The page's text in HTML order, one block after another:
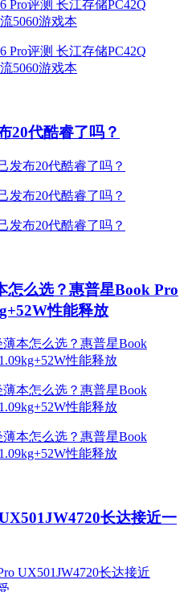
20代酷睿了吗？
怎么选？惠普星Book Pro
性能释放
长达接近一